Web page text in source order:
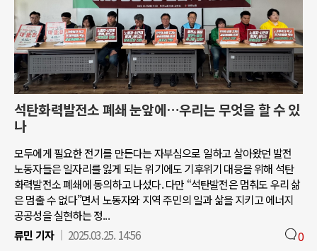
석탄화력발전소 폐쇄 눈앞에…우리는 무엇을 할 수 있
나
모두에게 필요한 전기를 만든다는 자부심으로 일하고 살아왔던 발전
노동자들은 일자리를 잃게 되는 위기에도 기후위기 대응을 위해 석탄
화력발전소 폐쇄에 동의하고 나섰다. 다만 “석탄발전은 멈춰도 우리 삶
은 멈출 수 없다”면서 노동자와 지역 주민의 일과 삶을 지키고 에너지
공공성을 실현하는 정...
류민 기자
2025.03.25. 14:56 0